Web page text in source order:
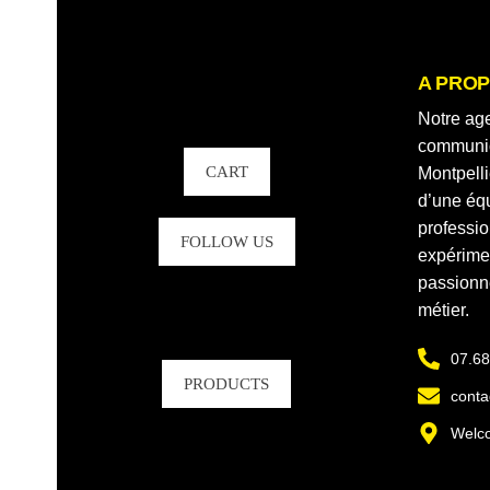
CART
FOLLOW US
PRODUCTS
A
Notre
d’une
métier.